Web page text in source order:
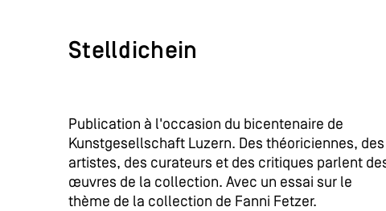
Stelldichein
Publication à l'occasion du bicentenaire de
Kunstgesellschaft Luzern. Des théoriciennes, des
artistes, des curateurs et des critiques parlent
œuvres de la collection. Avec un essai sur le
thème de la collection de Fanni Fetzer.